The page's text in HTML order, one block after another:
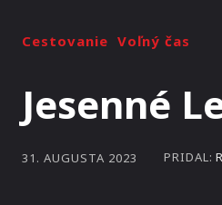
Cestovanie Voľný čas
Jesenné
31. AUGUSTA 2023 PRIDAL: